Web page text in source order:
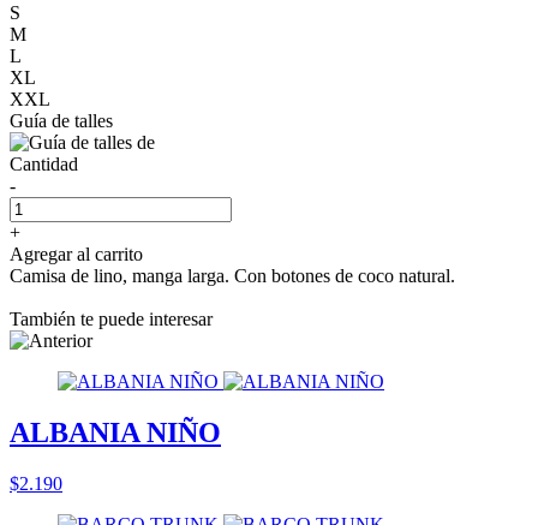
S
M
L
XL
XXL
Guía de talles
Cantidad
-
+
Agregar al carrito
Camisa de lino, manga larga. Con botones de coco natural.
También te puede interesar
ALBANIA NIÑO
$2.190